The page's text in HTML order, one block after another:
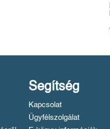
Segítség
Kapcsolat
Ügyfélszolgálat